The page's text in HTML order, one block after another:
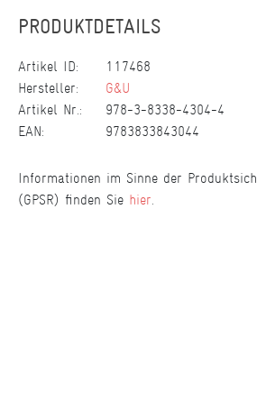
PRODUKTDETAILS
Artikel ID:
117468
Hersteller:
G&U
Artikel Nr.:
978-3-8338-4304-4
EAN:
9783833843044
Informationen im Sinne der
(GPSR) finden Sie hier.